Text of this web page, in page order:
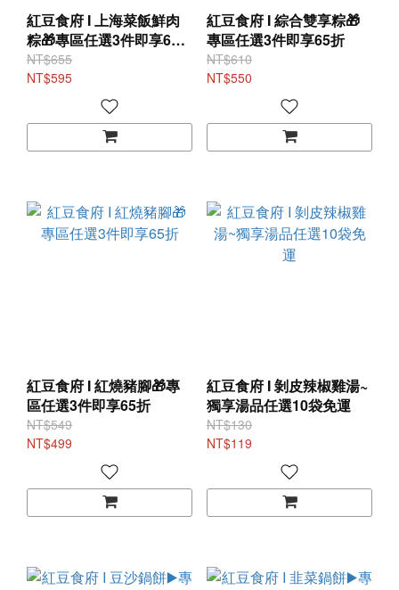
紅豆食府 I 上海菜飯鮮肉
粽🎁專區任選3件即享65
折
NT$655
NT$595
紅豆食府 I 綜合雙享粽🎁
專區任選3件即享65折
NT$610
NT$550
紅豆食府 I 紅燒豬腳🎁專
區任選3件即享65折
NT$549
NT$499
紅豆食府 I 剝皮辣椒雞湯~
獨享湯品任選10袋免運
NT$130
NT$119